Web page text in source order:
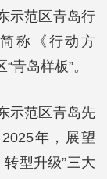
示范区青岛行
称《行动方
青岛样板”。
示范区青岛先
年，展望
型升级”三大